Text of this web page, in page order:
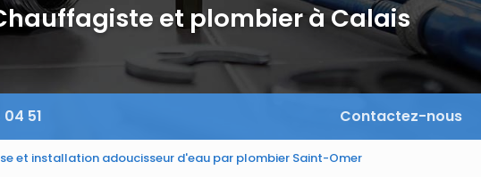
et plombier à Calais
51 Contactez-nous
et installation adoucisseur d'eau par plombier Saint-Omer